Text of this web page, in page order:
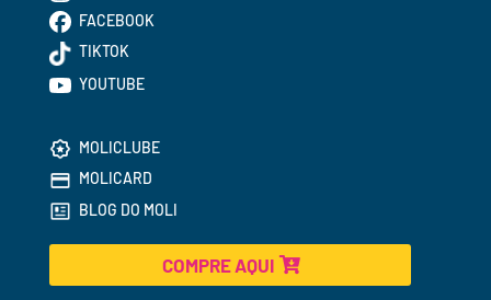
FACEBOOK
TIKTOK
YOUTUBE
MOLICLUBE
MOLICARD
BLOG DO MOLI
COMPRE AQUI